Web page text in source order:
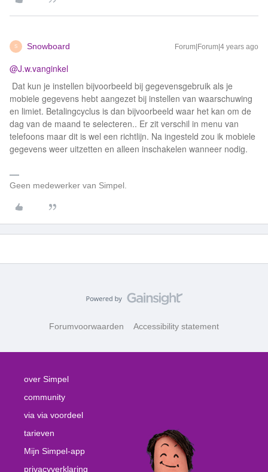
S Snowboard Forum|Forum|4 years ago
@J.w.vanginkel
Dat kun je instellen bijvoorbeeld bij gegevensgebruik als je
mobiele gegevens hebt aangezet bij instellen van waarschuwing
en limiet. Betalingcyclus is dan bijvoorbeeld waar het kan om de
dag van de maand te selecteren.. Er zit verschil in menu van
telefoons maar dit is wel een richtlijn. Na ingesteld zou ik mobiele
gegevens weer uitzetten en alleen inschakelen wanneer nodig.
Geen medewerker van Simpel.
Forumvoorwaarden Accessibility statement
over Simpel
community
via via voordeel
tarieven
Mijn Simpel-app
privacyverklaring